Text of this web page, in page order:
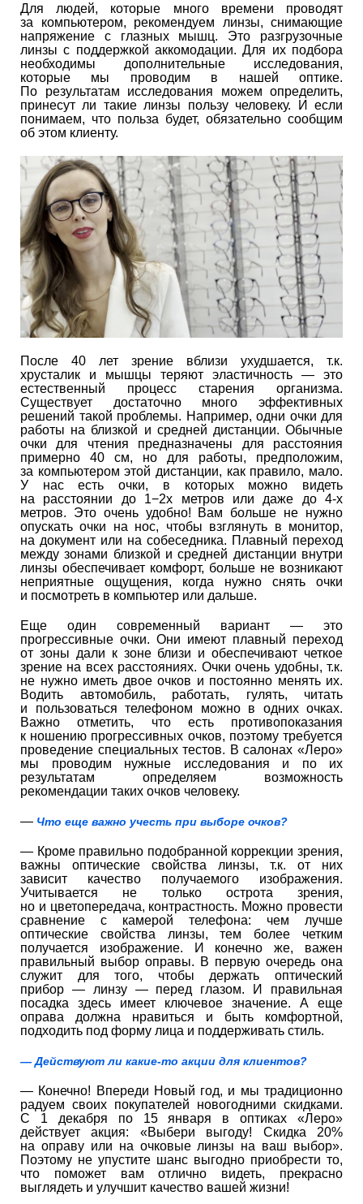
Для людей, которые много времени проводят
за компьютером, рекомендуем линзы, снимающие
напряжение с глазных мышц. Это разгрузочные
линзы с поддержкой аккомодации. Для их подбора
необходимы дополнительные исследования,
которые мы проводим в нашей оптике.
По результатам исследования можем определить,
принесут ли такие линзы пользу человеку. И если
понимаем, что польза будет, обязательно сообщим
об этом клиенту.
После 40 лет зрение вблизи ухудшается, т.к.
хрусталик и мышцы теряют эластичность — это
естественный процесс старения организма.
Существует достаточно много эффективных
решений такой проблемы. Например, одни очки для
работы на близкой и средней дистанции. Обычные
очки для чтения предназначены для расстояния
примерно 40 см, но для работы, предположим,
за компьютером этой дистанции, как правило, мало.
У нас есть очки, в которых можно видеть
на расстоянии до 1−2х метров или даже до 4-х
метров. Это очень удобно! Вам больше не нужно
опускать очки на нос, чтобы взглянуть в монитор,
на документ или на собеседника. Плавный переход
между зонами близкой и средней дистанции внутри
линзы обеспечивает комфорт, больше не возникают
неприятные ощущения, когда нужно снять очки
и посмотреть в компьютер или дальше.
Еще один современный вариант — это
прогрессивные очки. Они имеют плавный переход
от зоны дали к зоне близи и обеспечивают четкое
зрение на всех расстояниях. Очки очень удобны, т.к.
не нужно иметь двое очков и постоянно менять их.
Водить автомобиль, работать, гулять, читать
и пользоваться телефоном можно в одних очках.
Важно отметить, что есть противопоказания
к ношению прогрессивных очков, поэтому требуется
проведение специальных тестов. В салонах «Леро»
мы проводим нужные исследования и по их
результатам определяем возможность
рекомендации таких очков человеку.
— Что еще важно учесть при выборе очков?
— Кроме правильно подобранной коррекции зрения,
важны оптические свойства линзы, т.к. от них
зависит качество получаемого изображения.
Учитывается не только острота зрения,
но и цветопередача, контрастность. Можно провести
сравнение с камерой телефона: чем лучше
оптические свойства линзы, тем более четким
получается изображение. И конечно же, важен
правильный выбор оправы. В первую очередь она
служит для того, чтобы держать оптический
прибор — линзу — перед глазом. И правильная
посадка здесь имеет ключевое значение. А еще
оправа должна нравиться и быть комфортной,
подходить под форму лица и поддерживать стиль.
— Действуют ли какие-то акции для клиентов?
— Конечно! Впереди Новый год, и мы традиционно
радуем своих покупателей новогодними скидками.
С 1 декабря по 15 января в оптиках «Леро»
действует акция: «Выбери выгоду! Скидка 20%
на оправу или на очковые линзы на ваш выбор».
Поэтому не упустите шанс выгодно приобрести то,
что поможет вам отлично видеть, прекрасно
выглядеть и улучшит качество вашей жизни!